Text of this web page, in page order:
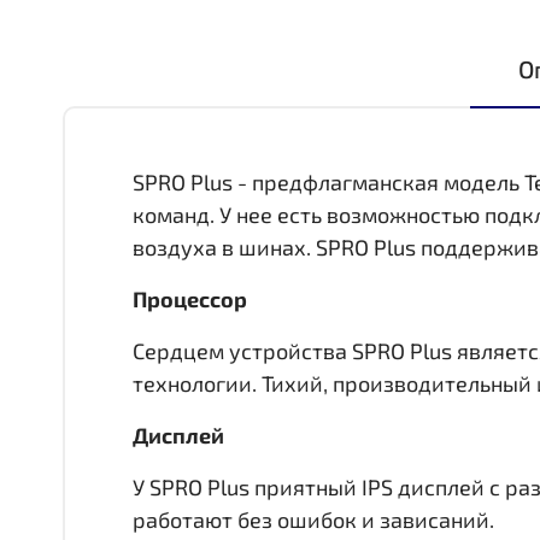
SPRO Plus - предфлагманская модель
команд. У нее есть возможностью
воздуха в шинах. SPRO Plus
Процессор
Сердцем устройства SPRO Plus
технологии. Тихий,
Дисплей
У SPRO Plus приятный IPS дисплей c
работают без ошибок и зависаний.